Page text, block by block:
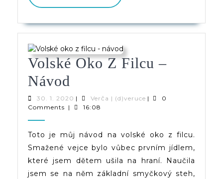
PŘÍSPĚVEK
Volské Oko Z Filcu –
Návod
Oko
Filcu
–
Návod
30. 1. 2020 30.
1.
| Verča | (d)veruceVerča
|
0
Comments | 16:08
Toto je můj návod na volské oko z filcu.
Smažené vejce bylo vůbec prvním jídlem,
které jsem dětem ušila na hraní. Naučila
jsem se na něm základní smyčkový steh,